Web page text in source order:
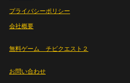
プライバシーポリシー
会社概要
無料ゲーム チビクエスト２
お問い合わせ